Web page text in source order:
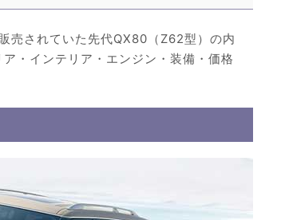
売されていた先代QX80（Z62型）の内
・インテリア・エンジン・装備・価格